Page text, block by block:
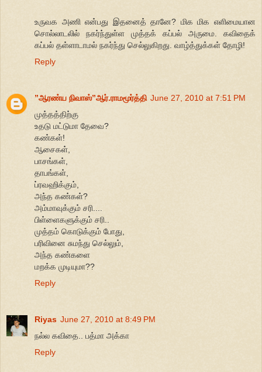
உருவக அணி என்பது இதனைத் தானே? மிக மிக எளிமையான
சொல்லாடலில் நகர்ந்துள்ள முத்தக் கப்பல் அருமை. கவிதைக்
கப்பல் தள்ளாடாமல் நகர்ந்து செல்லுகிறது. வாழ்த்துக்கள் தோழி!
Reply
”ஆரண்ய நிவாஸ்”ஆர்.ராமமூர்த்தி June 27, 2010 at 7:51 PM
முத்தத்திற்கு
உதடு மட்டுமா தேவை?
கண்கள்!
ஆசைகள்,
பாசங்கள்,
தாபங்கள்,
ப்ரவஹிக்கும்,
அந்த கண்கள்?
அம்மாவுக்கும் சரி....
பிள்ளைகளுக்கும் சரி..
முத்தம் கொடுக்கும் போது,
பரிவினை சுமந்து செல்லும்,
அந்த கண்களை
மறக்க முடியுமா??
Reply
Riyas June 27, 2010 at 8:49 PM
நல்ல கவிதை.. பத்மா அக்கா
Reply